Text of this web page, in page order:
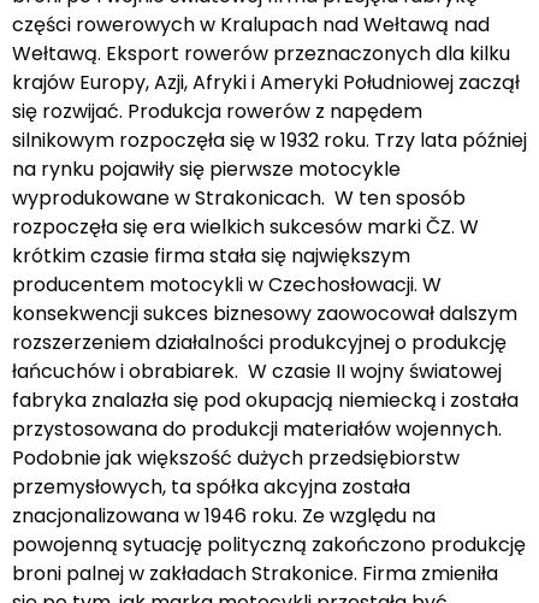
części rowerowych w Kralupach nad Wełtawą nad
Wełtawą. Eksport rowerów przeznaczonych dla kilku
krajów Europy, Azji, Afryki i Ameryki Południowej zaczął
się rozwijać. Produkcja rowerów z napędem
silnikowym rozpoczęła się w 1932 roku. Trzy lata później
na rynku pojawiły się pierwsze motocykle
wyprodukowane w Strakonicach. W ten sposób
rozpoczęła się era wielkich sukcesów marki ČZ. W
krótkim czasie firma stała się największym
producentem motocykli w Czechosłowacji. W
konsekwencji sukces biznesowy zaowocował dalszym
rozszerzeniem działalności produkcyjnej o produkcję
łańcuchów i obrabiarek. W czasie II wojny światowej
fabryka znalazła się pod okupacją niemiecką i została
przystosowana do produkcji materiałów wojennych.
Podobnie jak większość dużych przedsiębiorstw
przemysłowych, ta spółka akcyjna została
znacjonalizowana w 1946 roku. Ze względu na
powojenną sytuację polityczną zakończono produkcję
broni palnej w zakładach Strakonice. Firma zmieniła